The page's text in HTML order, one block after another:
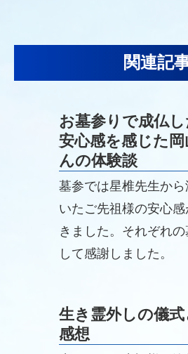
関連記
お墓参りで成仏
安心感を感じた岡
んの体験談
墓参では星椎先生か
いたご先祖様の安心
きました。それぞれ
して感謝しました。
生き霊外しの儀
感想